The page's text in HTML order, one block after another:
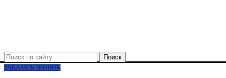
Поиск
ЗАКАЗАТЬ ЗВОНОК